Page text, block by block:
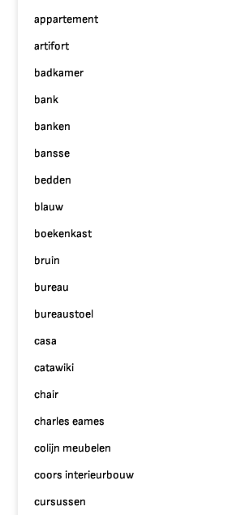
appartement
artifort
badkamer
bank
banken
bansse
bedden
blauw
boekenkast
bruin
bureau
bureaustoel
casa
catawiki
chair
charles eames
colijn meubelen
coors interieurbouw
cursussen